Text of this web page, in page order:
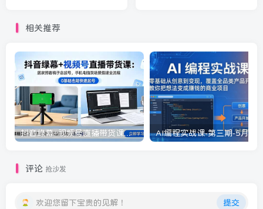
相关推荐
抖音绿幕+视频号直播带货课：居家照着稿子念起号，手机电脑双场景搭建全流程
评论 抢沙发
欢迎您留下宝贵的见解！ 提交